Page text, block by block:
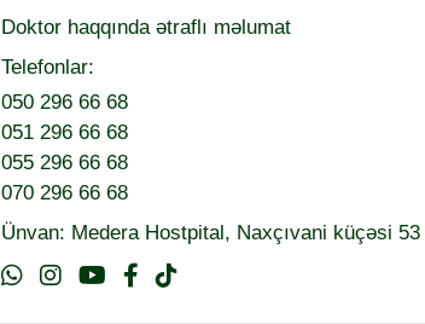
Doktor haqqında ətraflı məlumat
Telefonlar:
050 296 66 68
051 296 66 68
055 296 66 68
070 296 66 68
Ünvan: Medera Hostpital, Naxçıvani küçəsi 53